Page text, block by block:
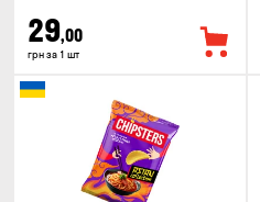
29,00
грн за 1 шт